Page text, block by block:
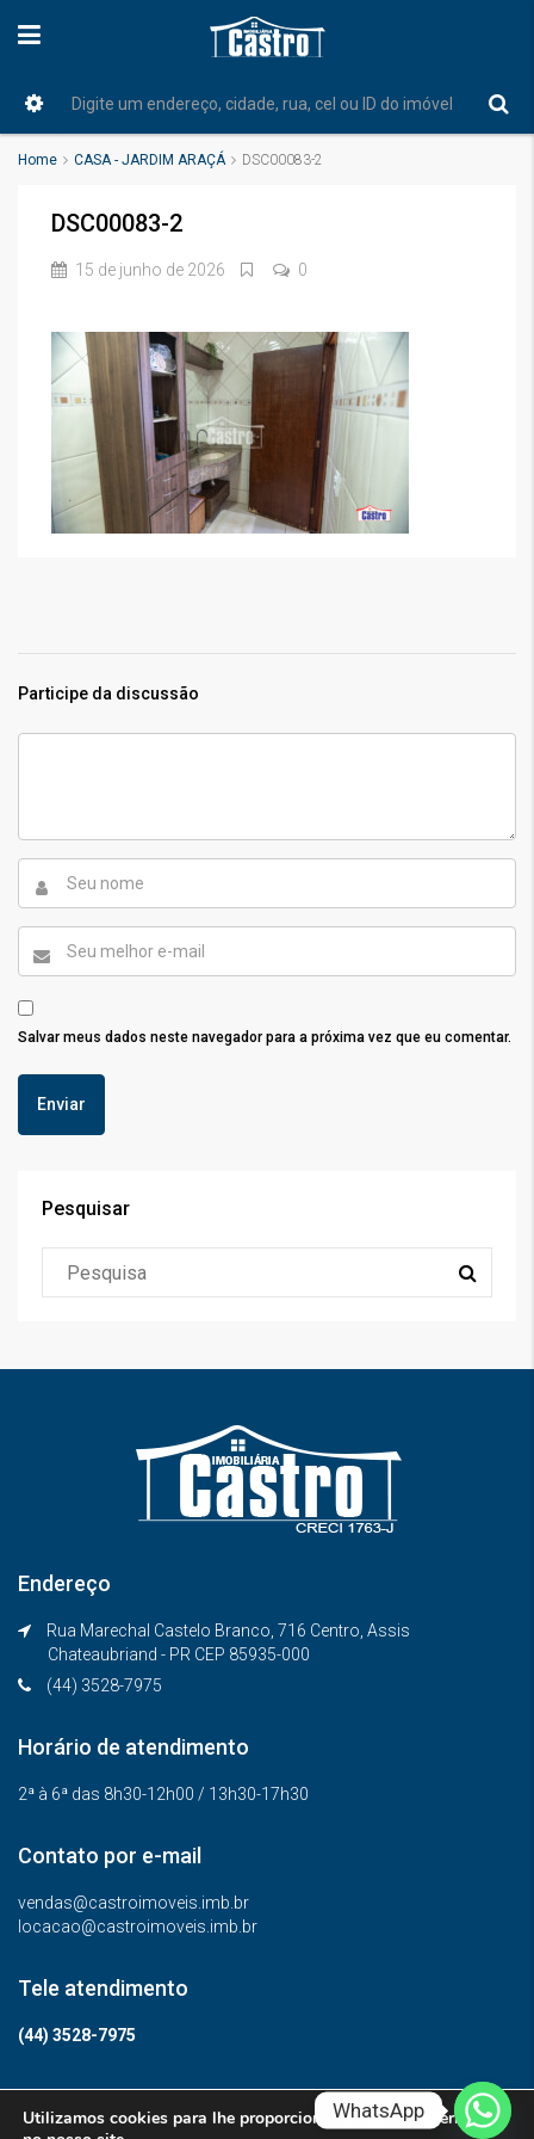
Home CASA - JARDIM ARAÇÁ DSC00083-2
DSC00083-2
15 de junho de 2026 0
Participe da discussão
Salvar meus dados neste navegador para a próxima vez que eu comentar.
Pesquisar
Endereço
Rua Marechal Castelo Branco, 716 Centro, Assis
Chateaubriand - PR CEP 85935-000
(44) 3528-7975
Horário de atendimento
2ª à 6ª das 8h30-12h00 / 13h30-17h30
Contato por e-mail
vendas@castroimoveis.imb.br
locacao@castroimoveis.imb.br
Tele atendimento
(44) 3528-7975
© Todos os direitos reservados.
Utilizamos cookies para lhe proporcionar a melhor experiência
WhatsApp